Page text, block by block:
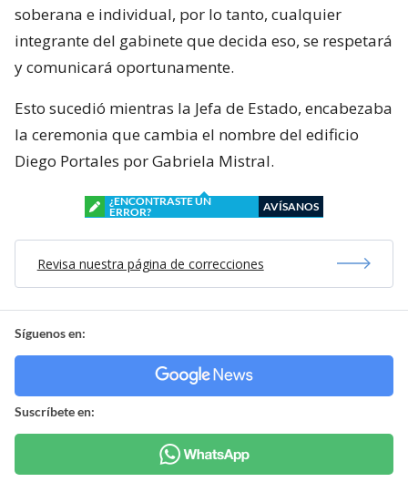
soberana e individual, por lo tanto, cualquier
integrante del gabinete que decida eso, se respetará
y comunicará oportunamente.
Esto sucedió mientras la Jefa de Estado, encabezaba
la ceremonia que cambia el nombre del edificio
Diego Portales por Gabriela Mistral.
¿ENCONTRASTE UN
ERROR?
AVÍSANOS
Revisa nuestra página de correcciones
Síguenos en:
Suscríbete en: